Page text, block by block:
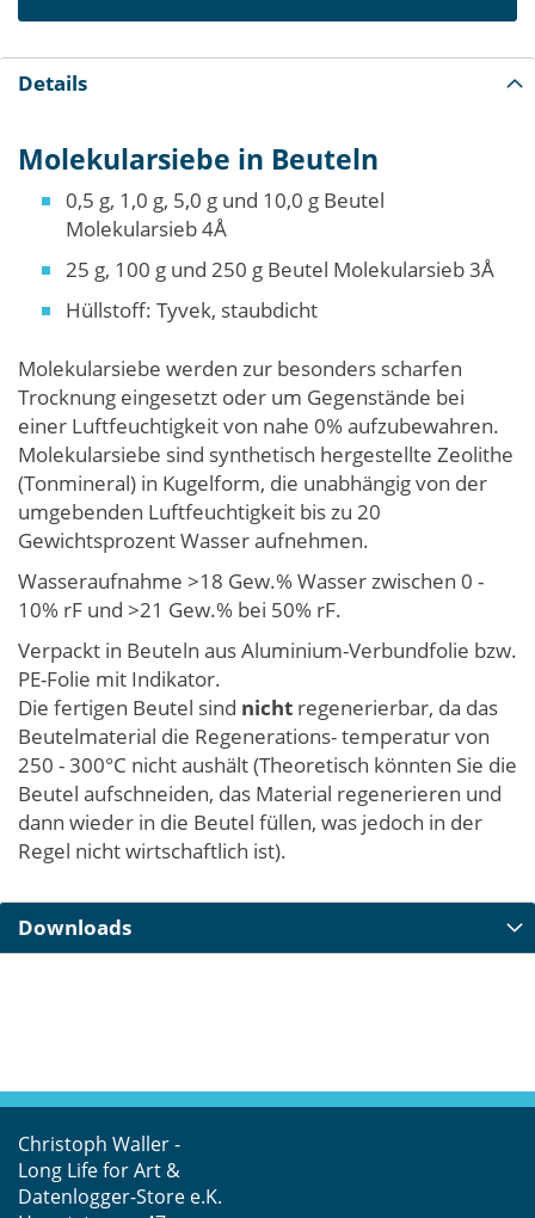
Details
Molekularsiebe in Beuteln
0,5 g, 1,0 g, 5,0 g und 10,0 g Beutel
Molekularsieb 4Å
25 g, 100 g und 250 g Beutel Molekularsieb 3Å
Hüllstoff: Tyvek, staubdicht
Molekularsiebe werden zur besonders scharfen
Trocknung eingesetzt oder um Gegenstände bei
einer Luftfeuchtigkeit von nahe 0% aufzubewahren.
Molekularsiebe sind synthetisch hergestellte Zeolithe
(Tonmineral) in Kugelform, die unabhängig von der
umgebenden Luftfeuchtigkeit bis zu 20
Gewichtsprozent Wasser aufnehmen.
Wasseraufnahme >18 Gew.% Wasser zwischen 0 -
10% rF und >21 Gew.% bei 50% rF.
Verpackt in Beuteln aus Aluminium-Verbundfolie bzw.
PE-Folie mit Indikator.
Die fertigen Beutel sind nicht regenerierbar, da das
Beutelmaterial die Regenerations- temperatur von
250 - 300°C nicht aushält (Theoretisch könnten Sie die
Beutel aufschneiden, das Material regenerieren und
dann wieder in die Beutel füllen, was jedoch in der
Regel nicht wirtschaftlich ist).
Downloads
Christoph Waller -
Long Life for Art &
Datenlogger-Store e.K.